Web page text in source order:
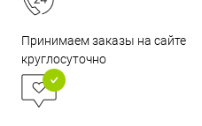
Принимаем заказы на сайте
круглосуточно